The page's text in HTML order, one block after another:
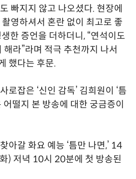
빠지지 않고 나오셨다. 현장에
영하셔서 혼란 없이 최고로 좋
한 증언을 더하더니, “연석이도
라”라며 적극 추천까지 나서
했다는 후문.
로잡은 ‘신인 감독’ 김희원이 ‘틈
어떨지 본 방송에 대한 궁금증이
아갈 화요 예능 ‘틈만 나면,’ 14
) 저녁 10시 20분에 첫 방송된